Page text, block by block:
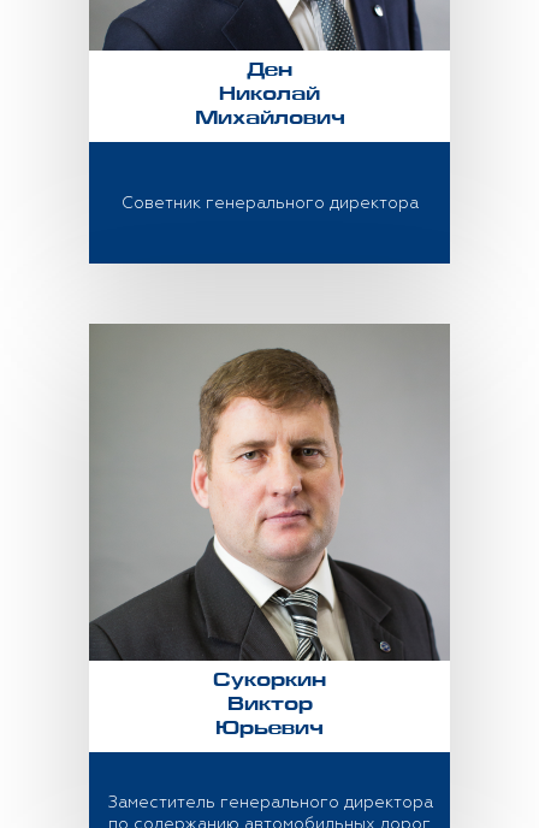
Ден
Николай
Михайлович
Советник генерального директора
Сукоркин
Виктор
Юрьевич
Заместитель генерального директора
по содержанию автомобильных дорог